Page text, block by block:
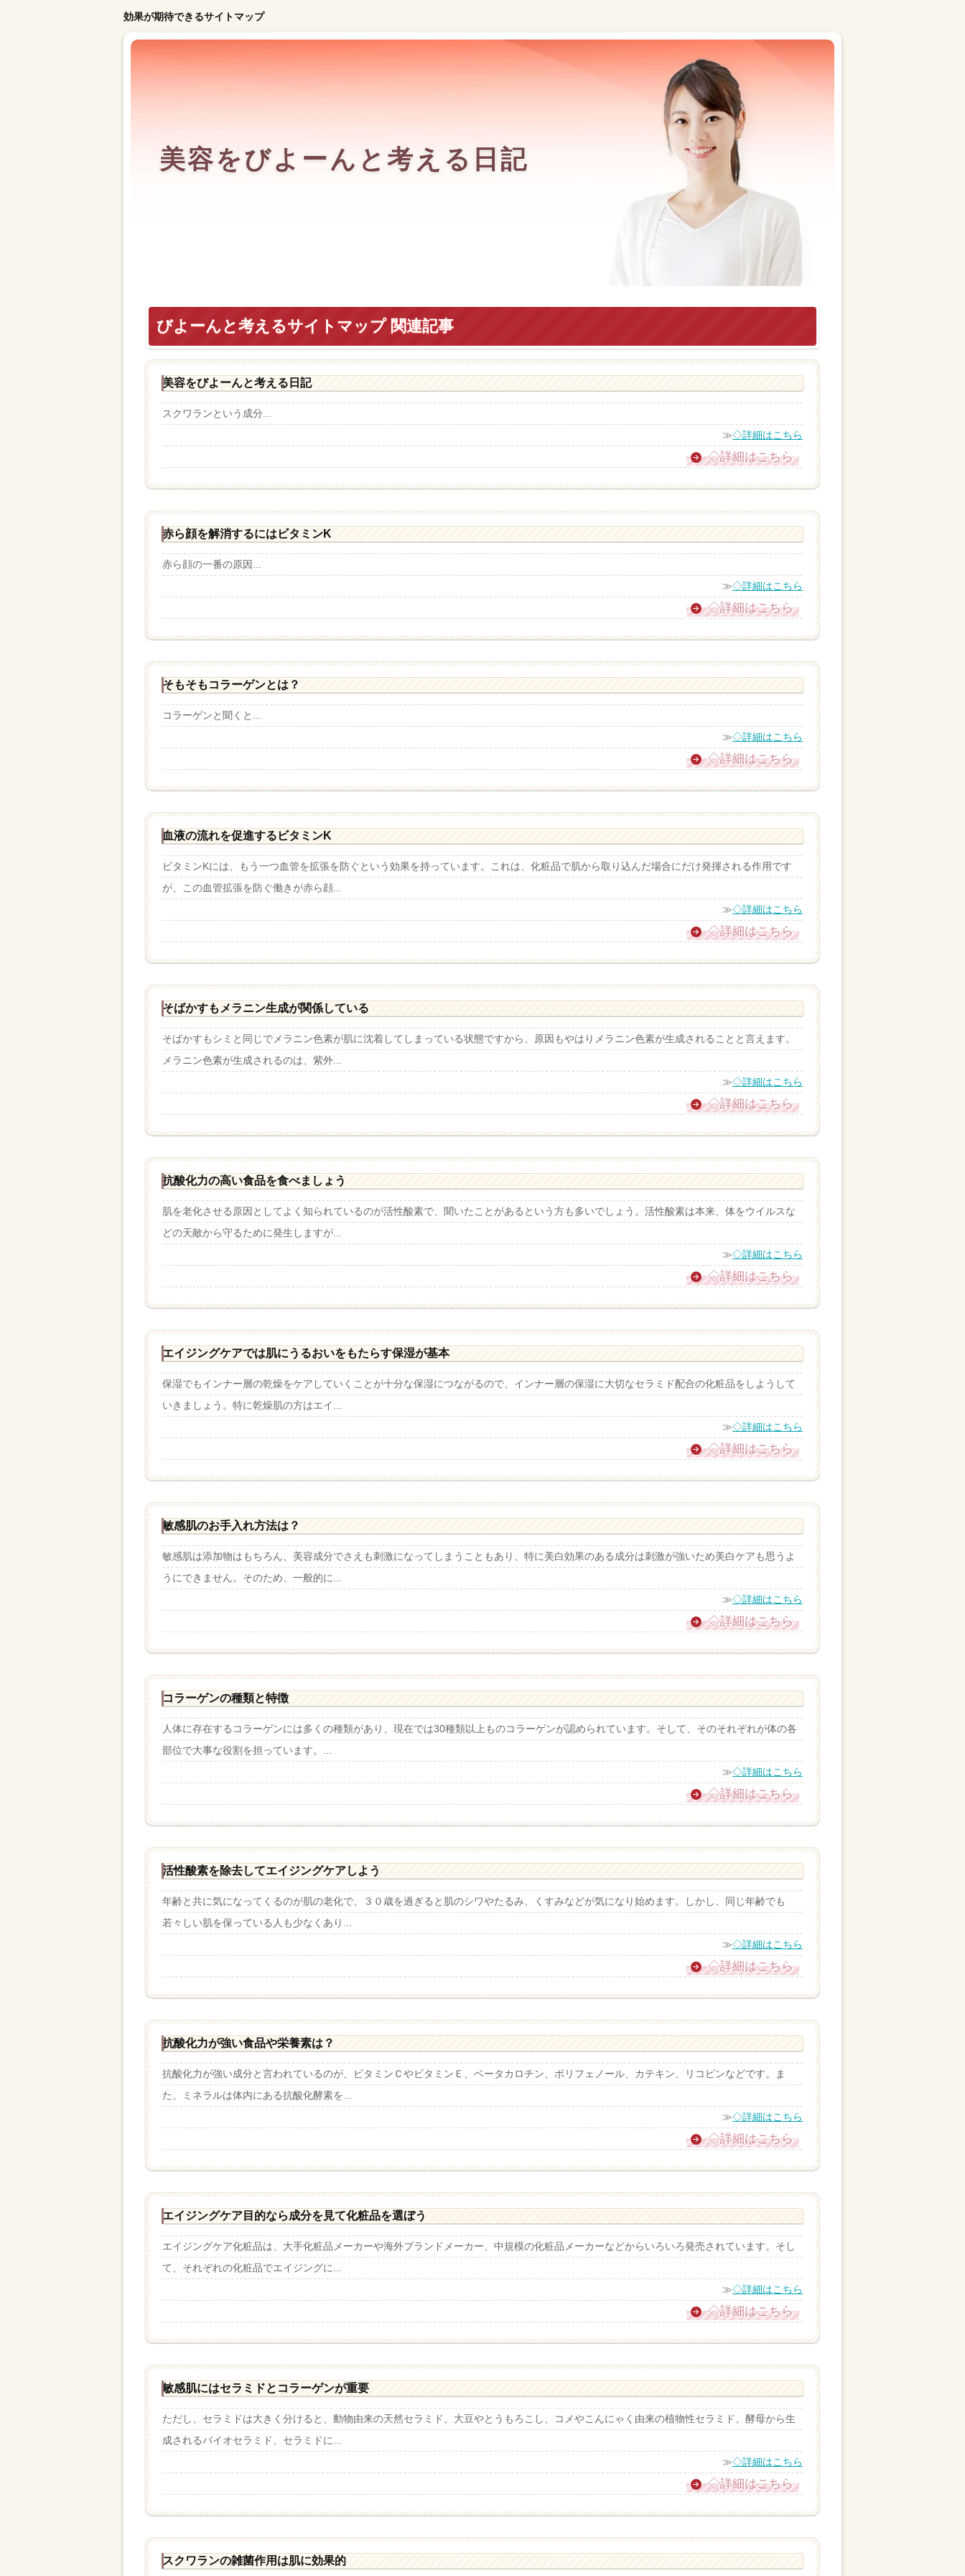
効果が期待できるサイトマップ
美容をびよーんと考える日記
びよーんと考えるサイトマップ 関連記事
美容をびよーんと考える日記
スクワランという成分...
≫◇詳細はこちら
◇詳細はこちら
赤ら顔を解消するにはビタミンK
赤ら顔の一番の原因...
≫◇詳細はこちら
◇詳細はこちら
そもそもコラーゲンとは？
コラーゲンと聞くと...
≫◇詳細はこちら
◇詳細はこちら
血液の流れを促進するビタミンK
ビタミンKには、もう一つ血管を拡張を防ぐという効果を持っています。これは、化粧品で肌から取り込んだ場合にだけ発揮される作用です
が、この血管拡張を防ぐ働きが赤ら顔...
≫◇詳細はこちら
◇詳細はこちら
そばかすもメラニン生成が関係している
そばかすもシミと同じでメラニン色素が肌に沈着してしまっている状態ですから、原因もやはりメラニン色素が生成されることと言えます。
メラニン色素が生成されるのは、紫外...
≫◇詳細はこちら
◇詳細はこちら
抗酸化力の高い食品を食べましょう
肌を老化させる原因としてよく知られているのが活性酸素で、聞いたことがあるという方も多いでしょう。活性酸素は本来、体をウイルスな
どの天敵から守るために発生しますが...
≫◇詳細はこちら
◇詳細はこちら
エイジングケアでは肌にうるおいをもたらす保湿が基本
保湿でもインナー層の乾燥をケアしていくことが十分な保湿につながるので、インナー層の保湿に大切なセラミド配合の化粧品をしようして
いきましょう。特に乾燥肌の方はエイ...
≫◇詳細はこちら
◇詳細はこちら
敏感肌のお手入れ方法は？
敏感肌は添加物はもちろん、美容成分でさえも刺激になってしまうこともあり、特に美白効果のある成分は刺激が強いため美白ケアも思うよ
うにできません。そのため、一般的に...
≫◇詳細はこちら
◇詳細はこちら
コラーゲンの種類と特徴
人体に存在するコラーゲンには多くの種類があり、現在では30種類以上ものコラーゲンが認められています。そして、そのそれぞれが体の各
部位で大事な役割を担っています。...
≫◇詳細はこちら
◇詳細はこちら
活性酸素を除去してエイジングケアしよう
年齢と共に気になってくるのが肌の老化で、３０歳を過ぎると肌のシワやたるみ、くすみなどが気になり始めます。しかし、同じ年齢でも
若々しい肌を保っている人も少なくあり...
≫◇詳細はこちら
◇詳細はこちら
抗酸化力が強い食品や栄養素は？
抗酸化力が強い成分と言われているのが、ビタミンＣやビタミンＥ、ベータカロチン、ポリフェノール、カテキン、リコピンなどです。ま
た、ミネラルは体内にある抗酸化酵素を...
≫◇詳細はこちら
◇詳細はこちら
エイジングケア目的なら成分を見て化粧品を選ぼう
エイジングケア化粧品は、大手化粧品メーカーや海外ブランドメーカー、中規模の化粧品メーカーなどからいろいろ発売されています。そし
て、それぞれの化粧品でエイジングに...
≫◇詳細はこちら
◇詳細はこちら
敏感肌にはセラミドとコラーゲンが重要
ただし、セラミドは大きく分けると、動物由来の天然セラミド、大豆やとうもろこし、コメやこんにゃく由来の植物性セラミド、酵母から生
成されるバイオセラミド、セラミドに...
≫◇詳細はこちら
◇詳細はこちら
スクワランの雑菌作用は肌に効果的